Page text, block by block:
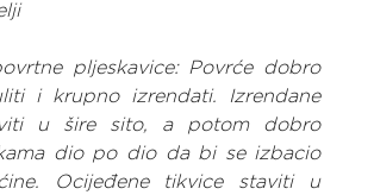
pljeskavice: Povrće dobro
i krupno izrendati. Izrendane
u šire sito, a potom dobro
dio po dio da bi se izbacio
Ocijeđene tikvice staviti u